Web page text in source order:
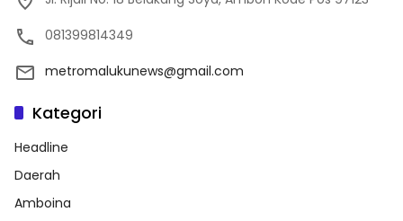
081399814349
metromalukunews@gmail.com
Kategori
Headline
Daerah
Amboina